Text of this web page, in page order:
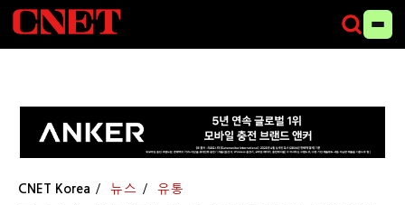
CNET Korea 뉴스 유통